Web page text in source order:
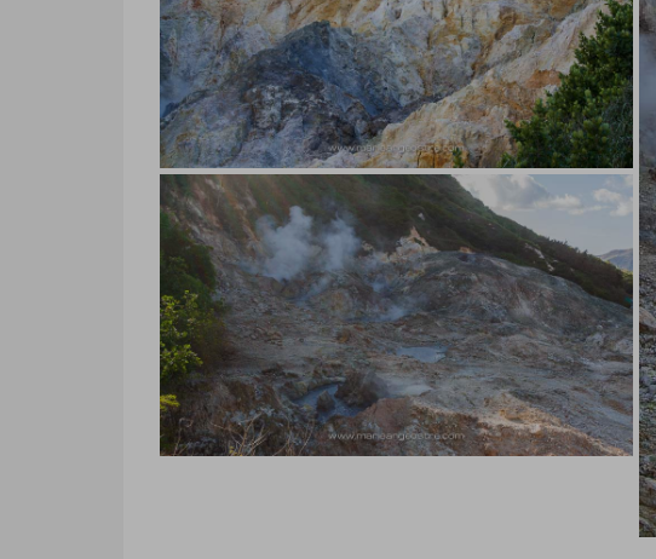
Sainte-Lucie, le soufre de Sulphur
Springs
Sainte-Lucie, le soufre de Sulphur Springs ©
Marie-Ange Ostré